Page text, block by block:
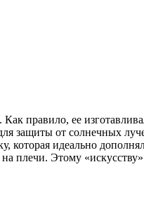
правило, ее
защиты от солнечных
которая идеально
плечи. Этому